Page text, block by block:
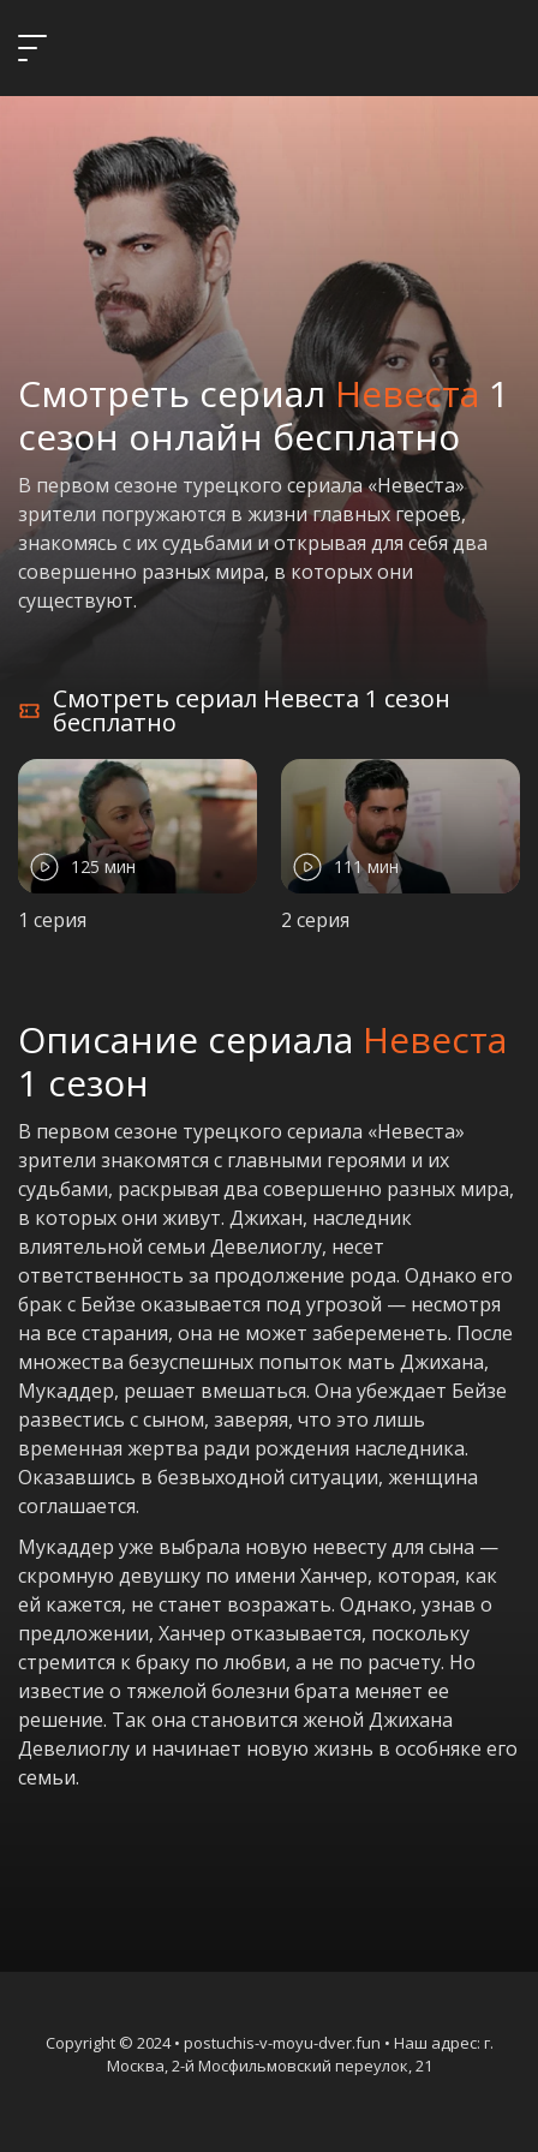
Смотреть сериалНевеста 1
сезон онлайн бесплатно
В первом сезоне турецкого сериала «Невеста»
зрители погружаются в жизни главных героев,
знакомясь с их судьбами и открывая для себя два
совершенно разных мира, в которых они
существуют.
Смотреть сериал Невеста 1 сезон
бесплатно
125 мин
1 серия
111 мин
2 серия
Описание сериала Невеста
1 сезон
В первом сезоне турецкого сериала «Невеста»
зрители знакомятся с главными героями и их
судьбами, раскрывая два совершенно разных мира,
в которых они живут. Джихан, наследник
влиятельной семьи Девелиоглу, несет
ответственность за продолжение рода. Однако его
брак с Бейзе оказывается под угрозой — несмотря
на все старания, она не может забеременеть. После
множества безуспешных попыток мать Джихана,
Мукаддер, решает вмешаться. Она убеждает Бейзе
развестись с сыном, заверяя, что это лишь
временная жертва ради рождения наследника.
Оказавшись в безвыходной ситуации, женщина
соглашается.
Мукаддер уже выбрала новую невесту для сына —
скромную девушку по имени Ханчер, которая, как
ей кажется, не станет возражать. Однако, узнав о
предложении, Ханчер отказывается, поскольку
стремится к браку по любви, а не по расчету. Но
известие о тяжелой болезни брата меняет ее
решение. Так она становится женой Джихана
Девелиоглу и начинает новую жизнь в особняке его
семьи.
Copyright © 2024 • postuchis-v-moyu-dver.fun • Наш адрес: г.
Москва, 2-й Мосфильмовский переулок, 21